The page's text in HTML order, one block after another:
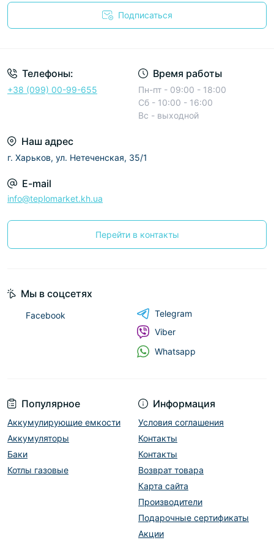
Подписаться
Телефоны:
+38 (099) 00-99-655
Время работы
Пн-пт - 09:00 - 18:00
Сб - 10:00 - 16:00
Вс - выходной
Наш адрес
г. Харьков, ул. Нетеченская, 35/1
E-mail
info@teplomarket.kh.ua
Перейти в контакты
Популярное
Аккумулирующие емкости
Аккумуляторы
Баки
Котлы газовые
Информация
Условия соглашения
Контакты
Контакты
Возврат товара
Карта сайта
Производители
Подарочные сертификаты
Акции
Мы в соцсетях
Facebook
Telegram
Viber
Whatsapp